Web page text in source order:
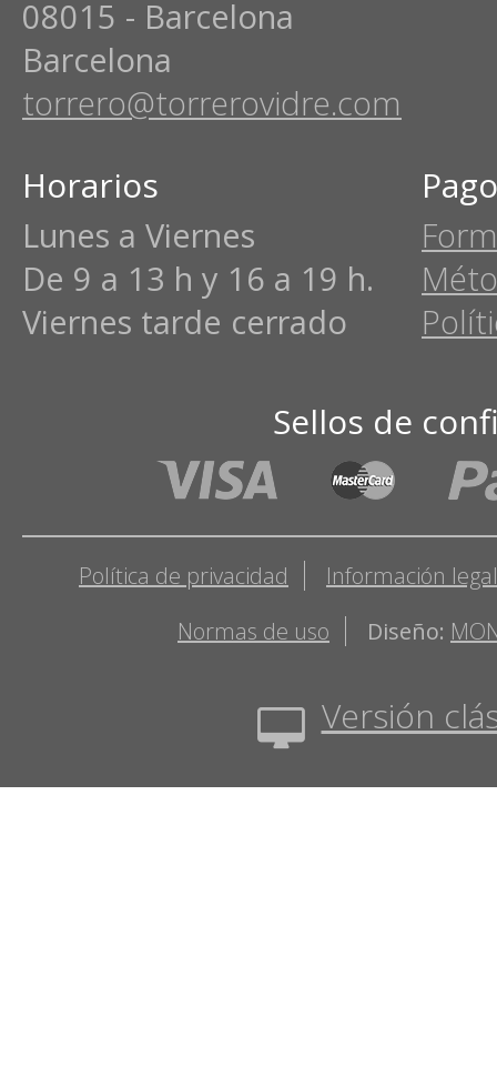
08015 - Barcelona
Barcelona
torrero@torrerovidre.com
Horarios
Lunes a Viernes
De 9 a 13 h y 16 a 19 h.
Viernes tarde cerrado
Sellos de
Política de privacidad
Información legal
Normas de uso
Diseño:
Versión